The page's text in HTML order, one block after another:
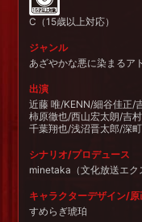
C（15歳以上対応）
ジャンル
あざやかな悪に染まるア
出演
近藤 唯/KENN/細谷佳正/
柿原徹也/西山宏太朗/吉
千葉翔也/浅沼晋太郎/深
シナリオ/プロデュース
minetaka（文化放送エク
キャラクターデザイン/原
すめらぎ琥珀